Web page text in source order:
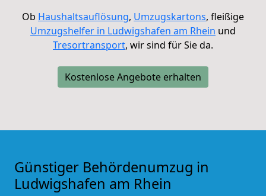
Ob Haushaltsauflösung, Umzugskartons, fleißige
Umzugshelfer in Ludwigshafen am Rhein und
Tresortransport, wir sind für Sie da.
Kostenlose Angebote erhalten
Günstiger Behördenumzug in
Ludwigshafen am Rhein